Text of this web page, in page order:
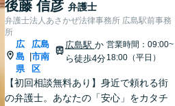
後藤 信彦 弁護士
弁護士法人あさかぜ法律事務所 広島駅前事務
所
広
島
県
広島
市南
区
広島駅 か
ら徒歩4分
営業時間：09:00~
18:00（平日）
【初回相談無料あり】身近で頼れる街
の弁護士。あなたの「安心」をカタチ